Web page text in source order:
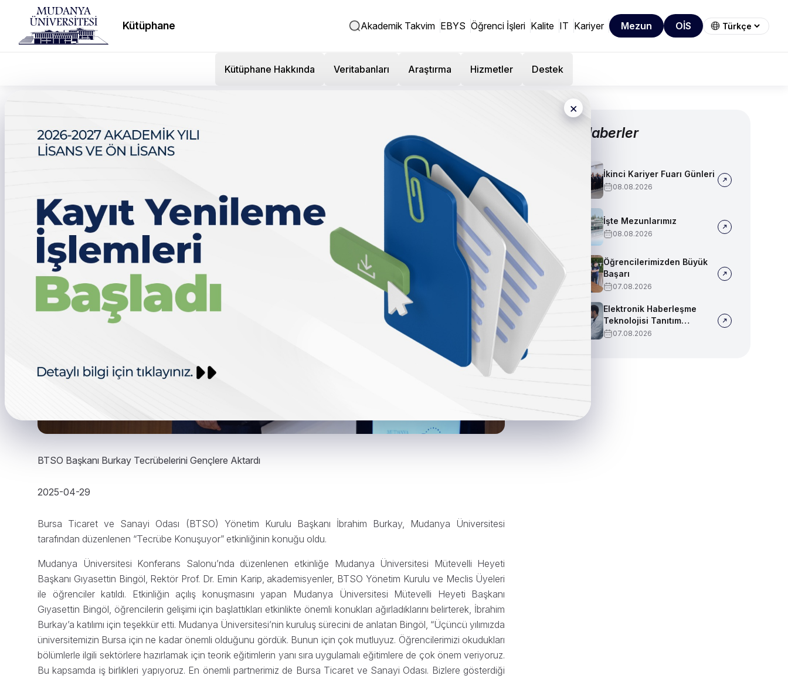
Kütüphane Akademik Takvim EBYS Öğrenci İşleri Kalite IT Kariyer Mezun OİS
Kütüphane Hakkında Veritabanları Araştırma Hizmetler Destek
×
BTSO Başkanı Burkay Tecrübelerini Gençlere
Aktardı
BTSO Başkanı Burkay Tecrübelerini Gençlere Aktardı
2025-04-29
Bursa Ticaret ve Sanayi Odası (BTSO) Yönetim Kurulu Başkanı İbrahim Burkay, Mudanya Üniversitesi
tarafından düzenlenen “Tecrübe Konuşuyor” etkinliğinin konuğu oldu.
Mudanya Üniversitesi Konferans Salonu’nda düzenlenen etkinliğe Mudanya Üniversitesi Mütevelli Heyeti
Başkanı Gıyasettin Bingöl, Rektör Prof. Dr. Emin Karip, akademisyenler, BTSO Yönetim Kurulu ve Meclis Üyeleri
ile öğrenciler katıldı. Etkinliğin açılış konuşmasını yapan Mudanya Üniversitesi Mütevelli Heyeti Başkanı
Gıyasettin Bingöl, öğrencilerin gelişimi için başlattıkları etkinlikte önemli konukları ağırladıklarını belirterek, İbrahim
Burkay’a katılımı için teşekkür etti. Mudanya Üniversitesi’nin kuruluş sürecini de anlatan Bingöl, “Üçüncü yılımızda
üniversitemizin Bursa için ne kadar önemli olduğunu gördük. Bunun için çok mutluyuz. Öğrencilerimizi okudukları
bölümlerle ilgili sektörlere hazırlamak için teorik eğitimlerin yanı sıra uygulamalı eğitimlere de çok önem veriyoruz.
Bu kapsamda iş birlikleri yapıyoruz. En önemli partnerimiz de Bursa Ticaret ve Sanayi Odası. Bizlere gösterdiği
Diğer Haberler
İkinci Kariyer Fuarı Günleri
08.08.2026
İşte Mezunlarımız
08.08.2026
Öğrencilerimizden Büyük
Başarı
07.08.2026
Elektronik Haberleşme
Teknolojisi Tanıtım
Videosu
07.08.2026